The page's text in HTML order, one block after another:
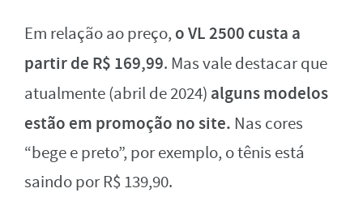
Em relação ao preço, o VL 2500 custa a
partir de R$ 169,99. Mas vale destacar que
atualmente (abril de 2024) alguns modelos
estão em promoção no site. Nas cores
“bege e preto”, por exemplo, o tênis está
saindo por R$ 139,90.